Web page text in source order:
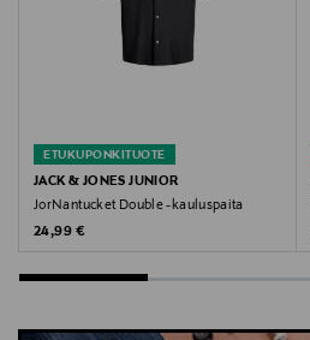
puuvilla, lastenvaatteet
ETUKUPONKITUOTE
JACK & JONES JUNIOR
JorNantucket Double -kauluspaita
Original Price
24,99 €